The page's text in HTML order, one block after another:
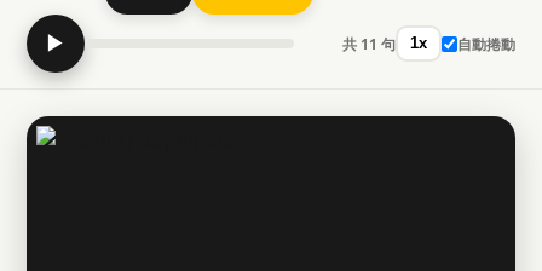
▶ 共 11 句 1x 自動捲動